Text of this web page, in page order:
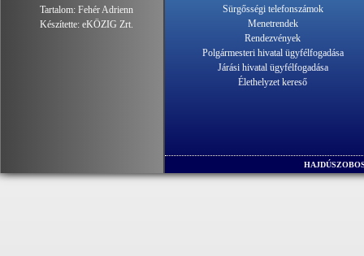
Tartalom: Fehér Adrienn
Készítette: eKÖZIG Zrt.
Sürgősségi telefonszámok
Menetrendek
Rendezvények
Polgármesteri hivatal ügyfélfogadása
Járási hivatal ügyfélfogadása
Élethelyzet kereső